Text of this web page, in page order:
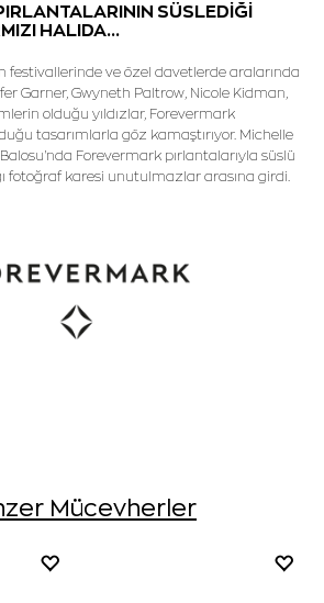
SÜSLEDİĞİ
HALIDA...
festivallerinde ve özel davetlerde aralarında
Garner, Gwyneth Paltrow, Nicole Kidman,
olduğu yıldızlar, Forevermark
tasarımlarla göz kamaştırıyor. Michelle
Forevermark pırlantalarıyla süslü
fotoğraf karesi unutulmazlar arasına girdi.
Mücevherler